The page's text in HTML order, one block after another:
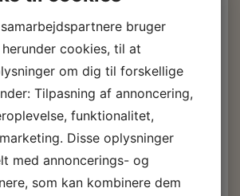
60 ltr.
sæt
bruger
cookies, til at
om dig til forskellige
Tilpasning af annoncering,
funktionalitet,
Disse oplysninger
med annoncerings- og
som kan kombinere dem